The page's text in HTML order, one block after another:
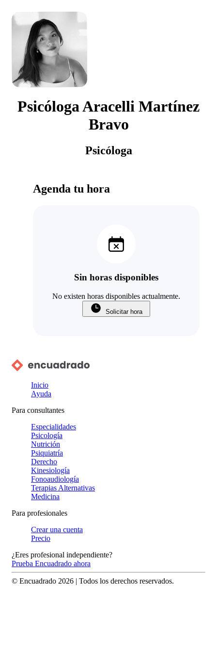
Psicóloga Aracelli Martínez
Bravo
Psicóloga
Agenda tu hora
Sin horas disponibles
No existen horas disponibles actualmente.
Solicitar hora
Inicio
Ayuda
Para consultantes
Especialidades
Psicología
Nutrición
Psiquiatría
Derecho
Kinesiología
Fonoaudiología
Terapias Alternativas
Medicina
Para profesionales
Crear una cuenta
Precio
¿Eres profesional independiente?
Prueba Encuadrado ahora
© Encuadrado 2026 | Todos los derechos reservados.